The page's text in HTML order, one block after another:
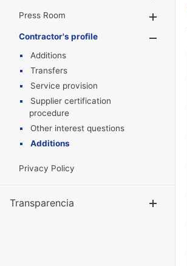
Press Room
Contractor's profile
Additions
Transfers
Service provision
Supplier certification
procedure
Other interest questions
Additions
Privacy Policy
Transparencia